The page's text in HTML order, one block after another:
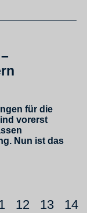
für die
vorerst
Nun ist das
12 13 14